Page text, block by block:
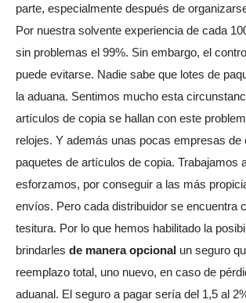
parte, especialmente después de
Por nuestra solvente experiencia de cada
sin problemas el 99%. Sin embargo, el
puede evitarse. Nadie sabe que lotes de
la aduana. Sentimos mucho esta
artículos de copia se hallan con este
relojes. Y además unas pocas empresas de
paquetes de artículos de copia. Trabajamos
esforzamos, por conseguir a las más
envíos. Pero cada distribuidor se encuentra
tesitura. Por lo que hemos habilitado la
brindarles de manera opcional un seguro
reemplazo total, uno nuevo, en caso de
aduanal. El seguro a pagar sería del 1,5 al